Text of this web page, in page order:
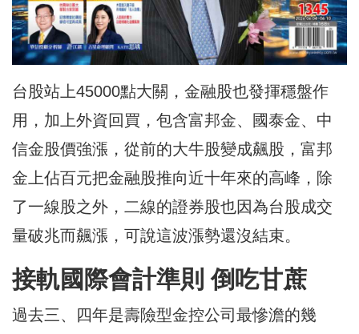
台股站上45000點大關，金融股也發揮穩盤作
用，加上外資回買，包含富邦金、國泰金、中
信金股價強漲，從前的大牛股變成飆股，富邦
金上佔百元把金融股推向近十年來的高峰，除
了一線股之外，二線的證券股也因為台股成交
量破兆而飆漲，可說這波漲勢還沒結束。
接軌國際會計準則 倒吃甘蔗
過去三、四年是壽險型金控公司最慘澹的幾